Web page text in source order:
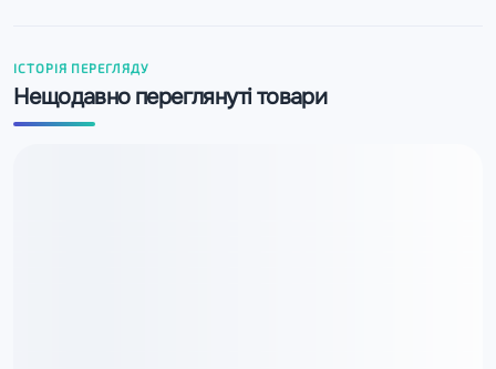
ІСТОРІЯ ПЕРЕГЛЯДУ
Нещодавно переглянуті товари